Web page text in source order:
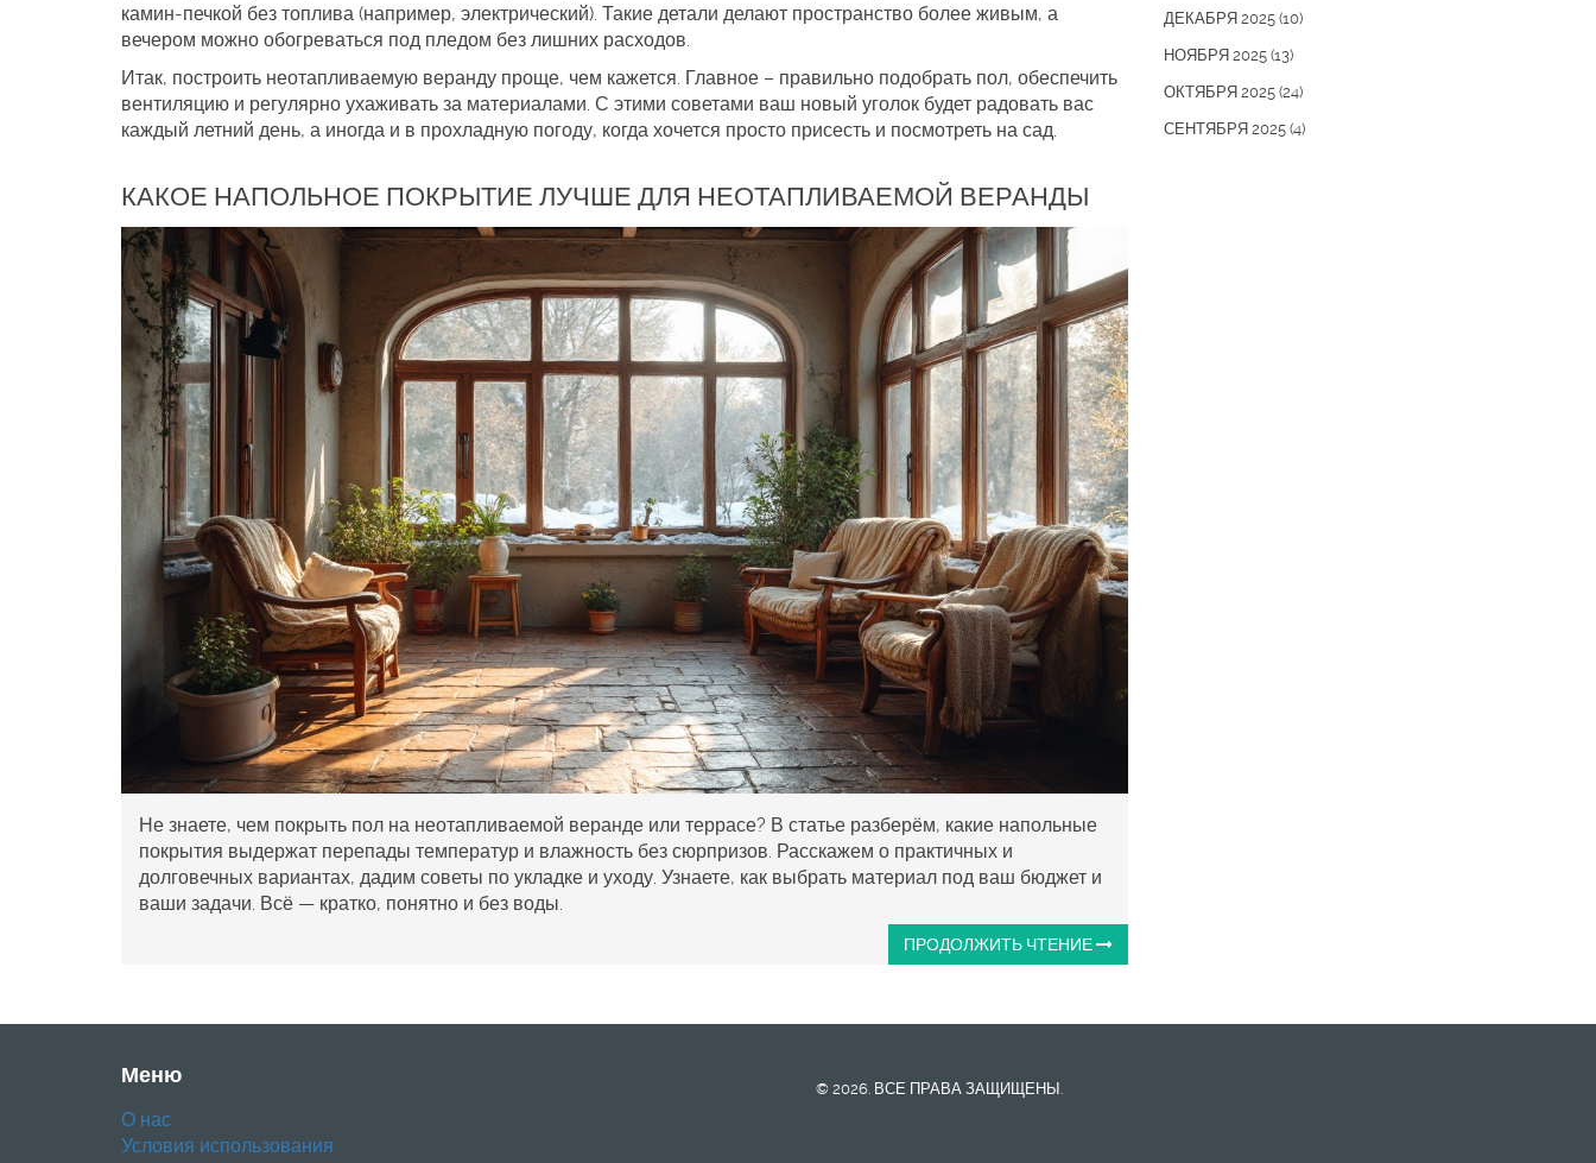
камин‑печкой без топлива (например, электрический). Такие детали делают пространство более живым, а
вечером можно обогреваться под пледом без лишних расходов.
Итак, построить неотапливаемую веранду проще, чем кажется. Главное – правильно подобрать пол, обеспечить
вентиляцию и регулярно ухаживать за материалами. С этими советами ваш новый уголок будет радовать вас
каждый летний день, а иногда и в прохладную погоду, когда хочется просто присесть и посмотреть на сад.
КАКОЕ НАПОЛЬНОЕ ПОКРЫТИЕ ЛУЧШЕ ДЛЯ НЕОТАПЛИВАЕМОЙ ВЕРАНДЫ
Не знаете, чем покрыть пол на неотапливаемой веранде или террасе? В статье разберём, какие напольные
покрытия выдержат перепады температур и влажность без сюрпризов. Расскажем о практичных и
долговечных вариантах, дадим советы по укладке и уходу. Узнаете, как выбрать материал под ваш бюджет и
ваши задачи. Всё — кратко, понятно и без воды.
ПРОДОЛЖИТЬ ЧТЕНИЕ
ДЕКАБРЯ 2025 (10)
НОЯБРЯ 2025 (13)
ОКТЯБРЯ 2025 (24)
СЕНТЯБРЯ 2025 (4)
Меню
О нас
Условия использования
© 2026. ВСЕ ПРАВА ЗАЩИЩЕНЫ.